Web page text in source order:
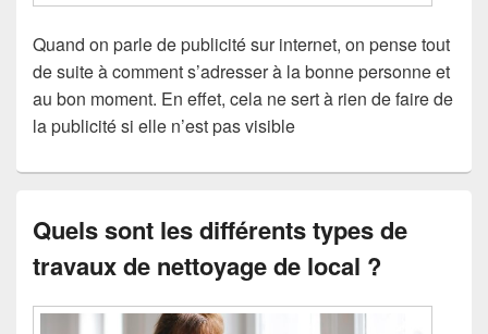
Quand on parle de publicité sur internet, on pense tout
de suite à comment s’adresser à la bonne personne et
au bon moment. En effet, cela ne sert à rien de faire de
la publicité si elle n’est pas visible
Quels sont les différents types de
travaux de nettoyage de local ?